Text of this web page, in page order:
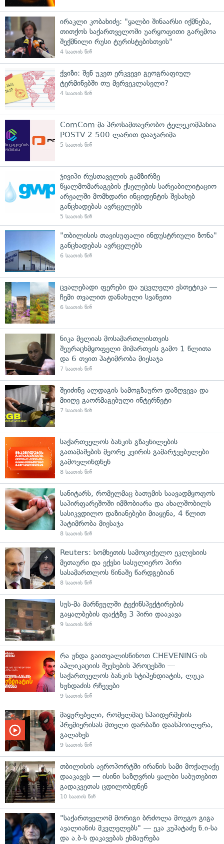
ირაკლი კობახიძე: "ყალბი შინაარსი იქმნება,
თითქოს საქართველოში უარყოფითი გარემოა
შექმნილი რუსი ტურისტებისთვის"
4 საათის წინ
ქვიზი: შენ უკეთ ერკვევი გეოგრაფიულ
ტერმინებში თუ მერვეკლასელი?
4 საათის წინ
ComCom-მა პროსამთავრობო ტელეკომპანია
POSTV 2 500 ლარით დააჯარიმა
5 საათის წინ
ჯივიპი რუსთაველის გამზირზე
წყალმომარაგების ქსელების სარეაბილიტაციო
არეალში მომხდარი ინციდენტის შესახებ
განცხადებას ავრცელებს
5 საათის წინ
"თბილისის თავისუფალი ინდუსტრიული ზონა"
განცხადებას ავრცელებს
6 საათის წინ
ცვალებადი ფერები და უცვლელი ესთეტიკა —
ჩემი თვალით დანახული სვანეთი
6 საათის წინ
ნიკა მელიას მოსამართლისთვის
შეურაცხმყოფელი მიმართვის გამო 1 წლითა
და 6 თვით პატიმრობა მიესაჯა
7 საათის წინ
შეიძინე ალდაგის სამოგზაურო დაზღვევა და
მიიღე გაორმაგებული ინტერნეტი
7 საათის წინ
საქართველოს ბანკის გზავნილების
გათამაშების მეორე კვირის გამარჯვებულები
გამოვლინდნენ
8 საათის წინ
სანიტარს, რომელმაც ბათუმის საავადმყოფოს
საპირფარეშოში იმშობიარა და ახალშობილს
სასიკვდილო დაზიანებები მიაყენა, 4 წლით
პატიმრობა მიესაჯა
8 საათის წინ
Reuters: სომხეთის სამოციქულო ეკლესიის
მეთაური და ექვსი სასულიერო პირი
სასამართლოს წინაშე წარდგებიან
8 საათის წინ
სუს-მა მარნეულში ტექინსპექტირების
გაყალბების ფაქტზე 3 პირი დააკავა
9 საათის წინ
რა უნდა გაითვალისწინოთ CHEVENING-ის
აპლიკაციის შევსების პროცესში —
საქართველოს ბანკის სტიპენდიატის, ლუკა
ხუნდაძის რჩევები
9 საათის წინ
მაყურებელი, რომელმაც სპაიდერმენის
პრემიერისას მთელი დარბაზი დაასპოილერა,
გალახეს
9 საათის წინ
თბილისის აეროპორტში ირანის სამი მოქალაქე
დააკავეს — ისინი საზღვრის ყალბი საბუთებით
გადაკვეთას ცდილობდნენ
10 საათის წინ
"საქართველომ მორიგი ბრძოლა მოუგო გიგა
ავალიანის მკვლელებს" — ეკა კუპატაძე ნ.ი-სა
და ა.ბ-ს დაკავებას ეხმაურება